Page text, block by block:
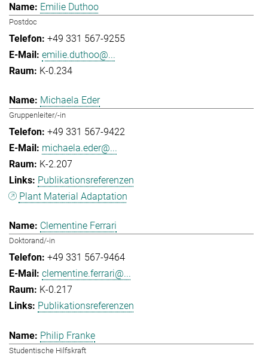
Emilie Duthoo
Postdoc
+49 331 567-9255
emilie.duthoo@...
K-0.234
Michaela Eder
Gruppenleiter/-in
+49 331 567-9422
michaela.eder@...
K-2.207
Publikationsreferenzen
Plant Material Adaptation
Clementine Ferrari
Doktorand/-in
+49 331 567-9464
clementine.ferrari@...
K-0.217
Publikationsreferenzen
Philip Franke
Studentische Hilfskraft